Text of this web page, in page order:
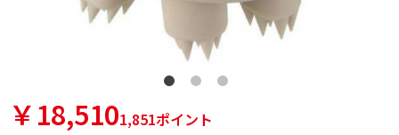
￥18,5101,851ポイント